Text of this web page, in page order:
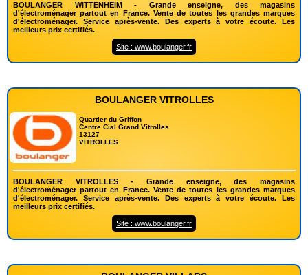
BOULANGER WITTENHEIM - Grande enseigne, des magasins
d'électroménager partout en France. Vente de toutes les grandes marques
d'électroménager. Service après-vente. Des experts à votre écoute. Les
meilleurs prix certifiés.
Site : www.boulanger.fr
BOULANGER VITROLLES
Quartier du Griffon
Centre Cial Grand Vitrolles
13127
VITROLLES
BOULANGER VITROLLES - Grande enseigne, des magasins
d'électroménager partout en France. Vente de toutes les grandes marques
d'électroménager. Service après-vente. Des experts à votre écoute. Les
meilleurs prix certifiés.
Site : www.boulanger.fr